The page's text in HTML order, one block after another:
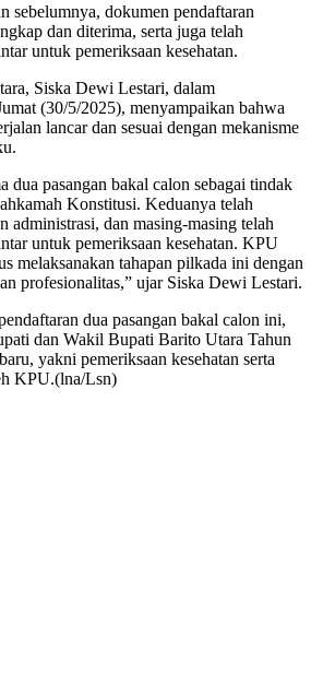
sebelumnya, dokumen pendaftaran
dan diterima, serta juga telah
untuk pemeriksaan kesehatan.
Siska Dewi Lestari, dalam
(30/5/2025), menyampaikan bahwa
lancar dan sesuai dengan mekanisme
dua pasangan bakal calon sebagai tindak
Konstitusi. Keduanya telah
administrasi, dan masing-masing telah
untuk pemeriksaan kesehatan. KPU
melaksanakan tahapan pilkada ini dengan
profesionalitas,” ujar Siska Dewi Lestari.
dua pasangan bakal calon ini,
dan Wakil Bupati Barito Utara Tahun
yakni pemeriksaan kesehatan serta
KPU.(lna/Lsn)